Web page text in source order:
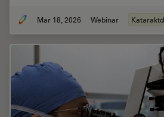
Mar 18, 2026 Webinar